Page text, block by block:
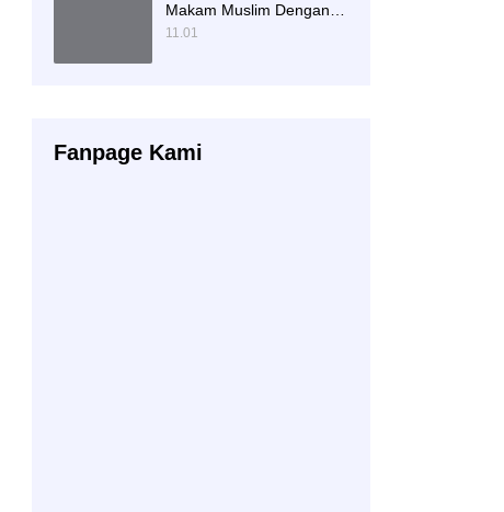
Makam Muslim Dengan
Nisan Patok Pipih
11.01
Fanpage Kami